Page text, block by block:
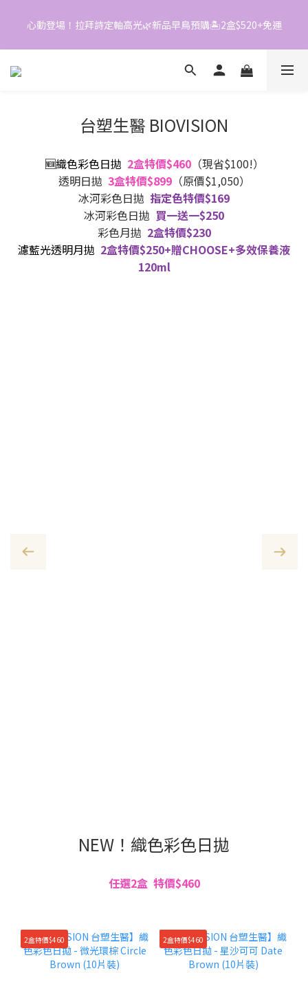
📱加入官方LINE｜領$50折價券
01
4
2
1
心動登場！拉拜詩定軸高光🌿新品早鳥預購🏝️2盒$520+免運
📱加入官方LINE｜領$50折價券
台塑生醫 BIOVISION
🆕織色彩色日拋 2盒特價$460（現省$100!）
透明日拋 3盒特價$899（原價$1,050）
冰河彩色日拋 指定色特價$169
冰河彩色日拋 買一送一$250
彩色月拋 2盒特價$230
濾藍光透明月拋 2盒特價$250+贈CHOOSE+多效保養液
120ml
NEW！織色彩色日拋
任選2盒 特價$460
2盒特價$460 2盒特價$460